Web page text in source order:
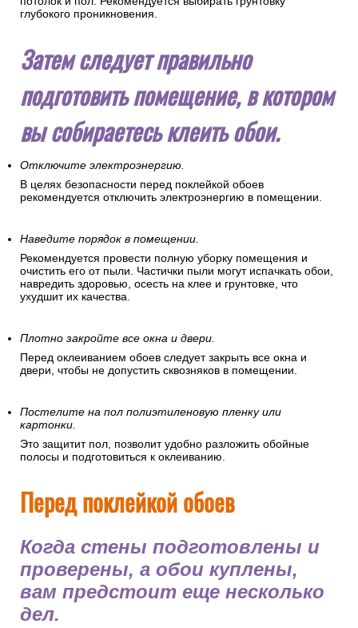
глубокого проникновения.
Затем следует правильно
подготовить помещение, в котором
вы собираетесь клеить обои.
Отключите электроэнергию.
В целях безопасности перед поклейкой обоев
рекомендуется отключить электроэнергию в помещении.
Наведите порядок в помещении.
Рекомендуется провести полную уборку помещения и
очистить его от пыли. Частички пыли могут испачкать обои,
навредить здоровью, осесть на клее и грунтовке, что
ухудшит их качества.
Плотно закройте все окна и двери.
Перед оклеиванием обоев следует закрыть все окна и
двери, чтобы не допустить сквозняков в помещении.
Постелите на пол полиэтиленовую пленку или
картонки.
Это защитит пол, позволит удобно разложить обойные
полосы и подготовиться к оклеиванию.
Перед поклейкой обоев
Когда стены подготовлены и
проверены, а обои куплены,
вам предстоит еще несколько
дел.